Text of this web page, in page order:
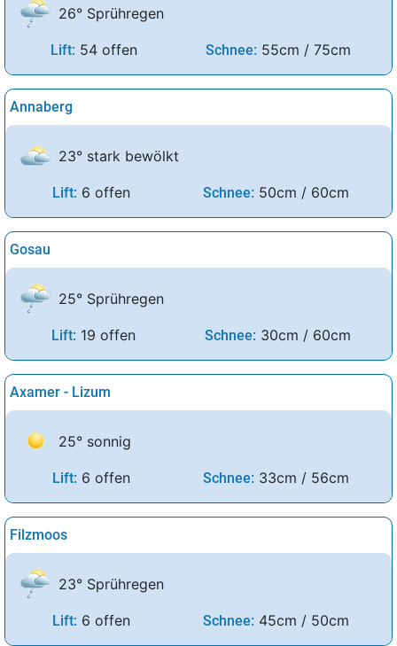
26° Sprühregen
Lift: 54 offen Schnee: 55cm / 75cm
Annaberg
23° stark bewölkt
Lift: 6 offen Schnee: 50cm / 60cm
Gosau
25° Sprühregen
Lift: 19 offen Schnee: 30cm / 60cm
Axamer - Lizum
25° sonnig
Lift: 6 offen Schnee: 33cm / 56cm
Filzmoos
23° Sprühregen
Lift: 6 offen Schnee: 45cm / 50cm